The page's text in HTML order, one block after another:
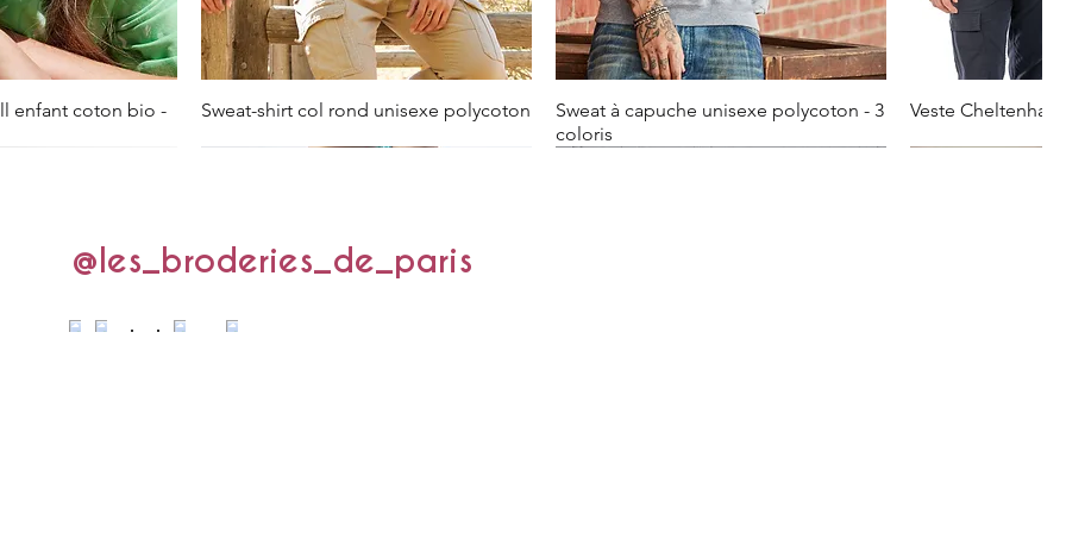
enfant coton bio - Sweat-shirt col rond unisexe polycoton
Sweat à capuche unisexe polycoton - 3
coloris
Veste
@les_broderies_de_paris